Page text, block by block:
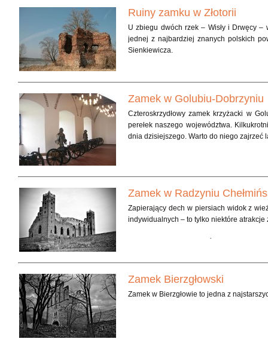
Ruiny zamku w Złotorii
U zbiegu dwóch rzek – Wisły i Drwęcy –
jednej z najbardziej znanych polskich
Sienkiewicza.
Zamek w Golubiu-Dobrzyniu
Czteroskrzydłowy zamek krzyżacki w
perełek naszego województwa.
dnia dzisiejszego. Warto do niego zajrzeć
Zamek w Radzyniu
Zapierający dech w piersiach widok z
indywidualnych – to tylko niektóre
tradycyjnych atrakcji – zwiedzania
mogą na własnej skórze poczuć klimat
Radzyńskiego – stowarzyszenie
historycznych, takich jak inscenizacja
Zamek Bierzgłowski
Zamek w Bierzgłowie to jedna z